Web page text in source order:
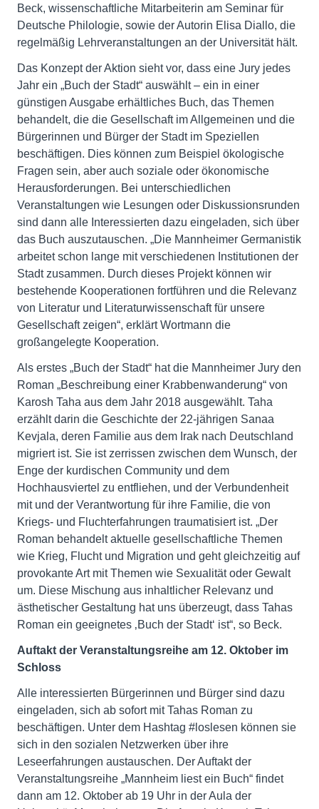
Beck, wissenschaftliche Mitarbeiterin am Seminar für
Deutsche Philologie, sowie der Autorin Elisa Diallo, die
regelmäßig Lehrveranstaltungen an der Universität hält.
Das Konzept der Aktion sieht vor, dass eine Jury jedes
Jahr ein „Buch der Stadt“ auswählt – ein in einer
günstigen Ausgabe erhältliches Buch, das Themen
behandelt, die die Gesellschaft im Allgemeinen und die
Bürgerinnen und Bürger der Stadt im Speziellen
beschäftigen. Dies können zum Beispiel ökologische
Fragen sein, aber auch soziale oder ökonomische
Herausforderungen. Bei unterschiedlichen
Veranstaltungen wie Lesungen oder Diskussionsrunden
sind dann alle Interessierten dazu eingeladen, sich über
das Buch auszutauschen. „Die Mannheimer Germanistik
arbeitet schon lange mit verschiedenen Institutionen der
Stadt zusammen. Durch dieses Projekt können wir
bestehende Kooperationen fortführen und die Relevanz
von Literatur und Literaturwissenschaft für unsere
Gesellschaft zeigen“, erklärt Wortmann die
großangelegte Kooperation.
Als erstes „Buch der Stadt“ hat die Mannheimer Jury den
Roman „Beschreibung einer Krabbenwanderung“ von
Karosh Taha aus dem Jahr 2018 ausgewählt. Taha
erzählt darin die Geschichte der 22-jährigen Sanaa
Kevjala, deren Familie aus dem Irak nach Deutschland
migriert ist. Sie ist zerrissen zwischen dem Wunsch, der
Enge der kurdischen Community und dem
Hochhausviertel zu entfliehen, und der Verbundenheit
mit und der Verantwortung für ihre Familie, die von
Kriegs- und Fluchterfahrungen traumatisiert ist. „Der
Roman behandelt aktuelle gesellschaftliche Themen
wie Krieg, Flucht und Migration und geht gleichzeitig auf
provokante Art mit Themen wie Sexualität oder Gewalt
um. Diese Mischung aus inhaltlicher Relevanz und
ästhetischer Gestaltung hat uns überzeugt, dass Tahas
Roman ein geeignetes ‚Buch der Stadt‘ ist“, so Beck.
Auftakt der Veranstaltungsreihe am 12. Oktober im
Schloss
Alle interessierten Bürgerinnen und Bürger sind dazu
eingeladen, sich ab sofort mit Tahas Roman zu
beschäftigen. Unter dem Hashtag #loslesen können sie
sich in den sozialen Netzwerken über ihre
Leseerfahrungen austauschen. Der Auftakt der
Veranstaltungsreihe „Mannheim liest ein Buch“ findet
dann am 12. Oktober ab 19 Uhr in der Aula der